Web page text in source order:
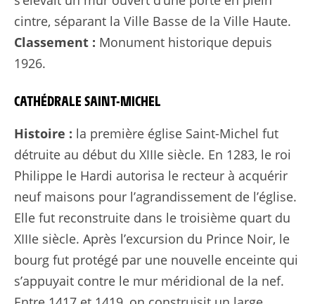
cintre, séparant la Ville Basse de la Ville Haute.
Classement : Monument historique depuis
1926.
CATHÉDRALE SAINT-MICHEL
Histoire : la première église Saint-Michel fut
détruite au début du XIIIe siècle. En 1283, le roi
Philippe le Hardi autorisa le recteur à acquérir
neuf maisons pour l’agrandissement de l’église.
Elle fut reconstruite dans le troisième quart du
XIIIe siècle. Après l’excursion du Prince Noir, le
bourg fut protégé par une nouvelle enceinte qui
s’appuyait contre le mur méridional de la nef.